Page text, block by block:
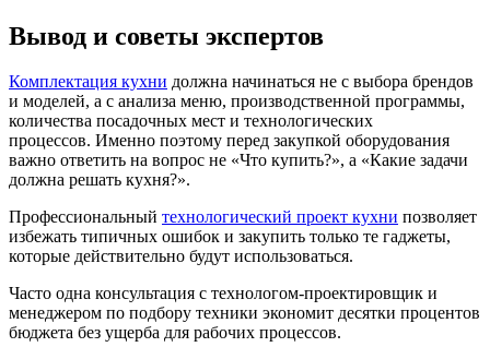
Вывод и советы экспертов
Комплектация кухни должна начинаться не с выбора брендов
и моделей, а с анализа меню, производственной программы,
количества посадочных мест и технологических
процессов. Именно поэтому перед закупкой оборудования
важно ответить на вопрос не «Что купить?», а «Какие задачи
должна решать кухня?».
Профессиональный технологический проект кухни позволяет
избежать типичных ошибок и закупить только те гаджеты,
которые действительно будут использоваться.
Часто одна консультация с технологом-проектировщик и
менеджером по подбору техники экономит десятки процентов
бюджета без ущерба для рабочих процессов.